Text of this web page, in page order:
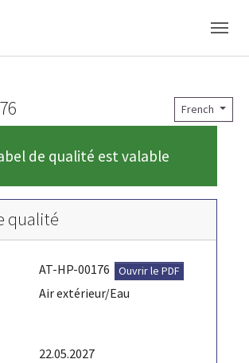
French
de qualité est valable
qualité
AT-HP-00176 Ouvrir le PDF
Air extérieur/Eau
22.05.2027